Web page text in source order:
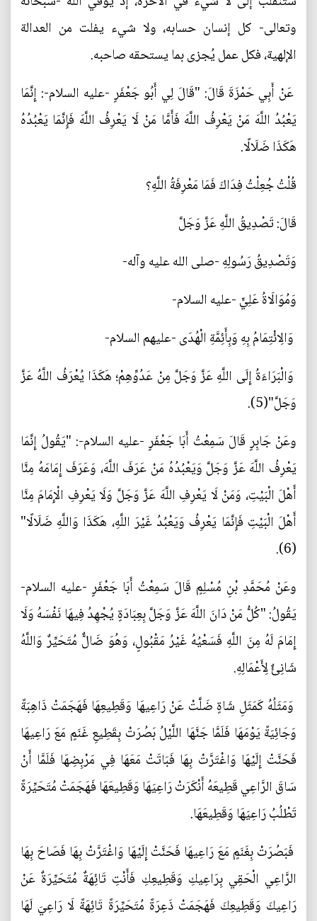
وتعالى- كل إنسان حسابه، ولا شيء يفلت من العدالة
الإلهية، فكل عمل يُجزى بما يستحقه صاحبه.
عَنْ أَبِي حَمْزَةَ قَالَ: "قَالَ لِي أَبُو جَعْفَرٍ -عليه السلام-: إِنَّمَا
يَعْبُدُ اللَّهَ مَنْ يَعْرِفُ اللَّهَ فَأَمَّا مَنْ لَا يَعْرِفُ اللَّهَ فَإِنَّمَا يَعْبُدُهُ
هَكَذَا ضَلَالًا.
قُلْتُ جُعِلْتُ فِدَاكَ فَمَا مَعْرِفَةُ اللَّهِ؟
قَالَ: تَصْدِيقُ اللَّهِ عَزَّ وَجَلَّ
وَتَصْدِيقُ رَسُولِهِ -صلى الله عليه وآله-
وَمُوَالَاةُ عَلِيٍّ -عليه السلام-
وَالِائْتِمَامُ بِهِ وَبِأَئِمَّةِ الْهُدَى -عليهم السلام-
وَالْبَرَاءَةُ إِلَى اللَّهِ عَزَّ وَجَلَّ مِنْ عَدُوِّهِمْ؛ هَكَذَا يُعْرَفُ اللَّهُ عَزَّ
وَجَلَّ"(5).
وعَنْ جَابِرٍ قَالَ سَمِعْتُ أَبَا جَعْفَرٍ -عليه السلام-: "يَقُولُ إِنَّمَا
يَعْرِفُ اللَّهَ عَزَّ وَجَلَّ وَيَعْبُدُهُ مَنْ عَرَفَ اللَّهَ، وَعَرَفَ إِمَامَهُ مِنَّا
أَهْلَ الْبَيْتِ، وَمَنْ لَا يَعْرِفِ اللَّهَ عَزَّ وَجَلَّ وَلَا يَعْرِفِ الْإِمَامَ مِنَّا
أَهْلَ الْبَيْتِ فَإِنَّمَا يَعْرِفُ وَيَعْبُدُ غَيْرَ اللَّهِ، هَكَذَا وَاللَّهِ ضَلَالًا"
(6).
وعَنْ مُحَمَّدِ بْنِ مُسْلِمٍ قَالَ سَمِعْتُ أَبَا جَعْفَرٍ -عليه السلام-
يَقُولُ: "كُلُّ مَنْ دَانَ اللَّهَ عَزَّ وَجَلَّ بِعِبَادَةٍ يُجْهِدُ فِيهَا نَفْسَهُ وَلَا
إِمَامَ لَهُ مِنَ اللَّهِ فَسَعْيُهُ غَيْرُ مَقْبُولٍ، وَهُوَ ضَالٌّ مُتَحَيِّرٌ وَاللَّهُ
شَانِئٌ لِأَعْمَالِهِ.
وَمَثَلُهُ كَمَثَلِ شَاةٍ ضَلَّتْ عَنْ رَاعِيهَا وَقَطِيعِهَا فَهَجَمَتْ ذَاهِبَةً
وَجَائِيَةً يَوْمَهَا فَلَمَّا جَنَّهَا اللَّيْلُ بَصُرَتْ بِقَطِيعِ غَنَمٍ مَعَ رَاعِيهَا
فَحَنَّتْ إِلَيْهَا وَاغْتَرَّتْ بِهَا فَبَاتَتْ مَعَهَا فِي مَرْبِضِهَا فَلَمَّا أَنْ
سَاقَ الرَّاعِي قَطِيعَهُ أَنْكَرَتْ رَاعِيَهَا وَقَطِيعَهَا فَهَجَمَتْ مُتَحَيِّرَةً
تَطْلُبُ رَاعِيَهَا وَقَطِيعَهَا.
فَبَصُرَتْ بِغَنَمٍ مَعَ رَاعِيهَا فَحَنَّتْ إِلَيْهَا وَاغْتَرَّتْ بِهَا فَصَاحَ بِهَا
الرَّاعِي الْحَقِي بِرَاعِيكِ وَقَطِيعِكِ فَأَنْتِ تَائِهَةٌ مُتَحَيِّرَةٌ عَنْ
رَاعِيكَ وَقَطِيعِكَ فَهَجَمَتْ ذَعِرَةً مُتَحَيِّرَةً تَائِهَةً لَا رَاعِيَ لَهَا